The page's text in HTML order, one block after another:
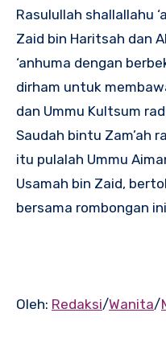
Rasulullah shallallahu
Zaid bin Haritsah dan
‘anhuma dengan
dirham untuk
dan Ummu Kultsum
Saudah bintu Zam’ah
itu pulalah Ummu
Usamah bin Zaid,
bersama rombongan
Oleh: Redaksi/Wanita/